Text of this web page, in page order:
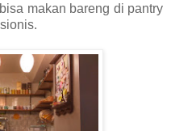
makan bareng di pantry